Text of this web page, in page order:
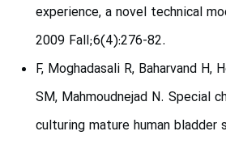
experience, a novel technical
2009 Fall;6(4):276-82.
F, Moghadasali R, Baharvand H,
SM, Mahmoudnejad N. Special
culturing mature human bladder